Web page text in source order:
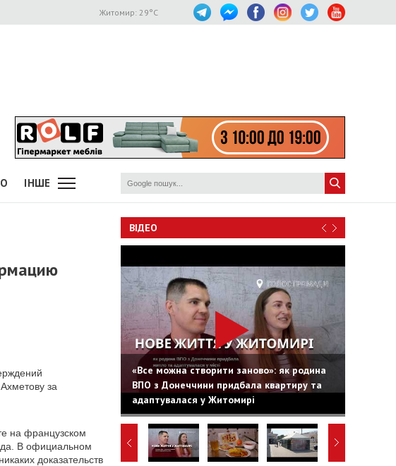
Житомир: 29°C
ІНШЕ
за
на французском
В официальном
доказательств
ВІДЕО
«Все можна створити заново»: як родина
ВПО з Донеччини придбала квартиру та
адаптувалася у Житомирі